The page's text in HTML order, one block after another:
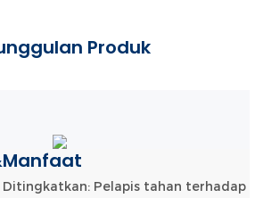
Produk
Ditingkatkan: Pelapis tahan terhadap